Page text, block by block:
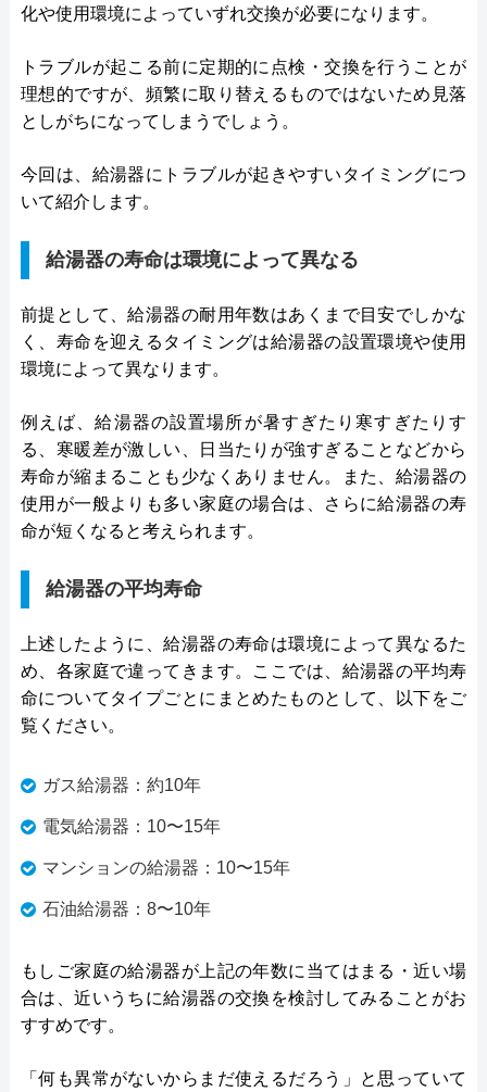
化や使用環境によっていずれ交換が必要になります。
トラブルが起こる前に定期的に点検・交換を行うことが
理想的ですが、頻繁に取り替えるものではないため見落
としがちになってしまうでしょう。
今回は、給湯器にトラブルが起きやすいタイミングにつ
いて紹介します。
給湯器の寿命は環境によって異なる
前提として、給湯器の耐用年数はあくまで目安でしかな
く、寿命を迎えるタイミングは給湯器の設置環境や使用
環境によって異なります。
例えば、給湯器の設置場所が暑すぎたり寒すぎたりす
る、寒暖差が激しい、日当たりが強すぎることなどから
寿命が縮まることも少なくありません。また、給湯器の
使用が一般よりも多い家庭の場合は、さらに給湯器の寿
命が短くなると考えられます。
給湯器の平均寿命
上述したように、給湯器の寿命は環境によって異なるた
め、各家庭で違ってきます。ここでは、給湯器の平均寿
命についてタイプごとにまとめたものとして、以下をご
覧ください。
ガス給湯器：約10年
電気給湯器：10〜15年
マンションの給湯器：10〜15年
石油給湯器：8〜10年
もしご家庭の給湯器が上記の年数に当てはまる・近い場
合は、近いうちに給湯器の交換を検討してみることがお
すすめです。
「何も異常がないからまだ使えるだろう」と思っていて